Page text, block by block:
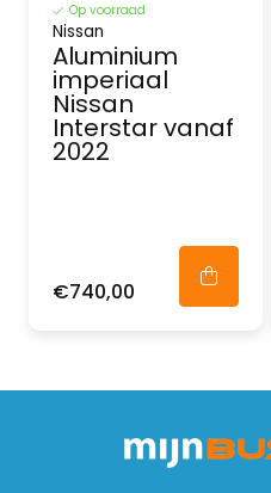
Op voorraad
Nissan
Aluminium
imperiaal
Nissan
Interstar vanaf
2022
€740,00